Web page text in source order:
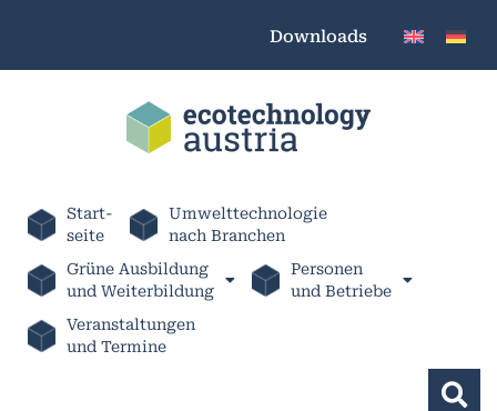
Downloads
Start-
seite
Umwelttechnologie
nach Branchen
Grüne Ausbildung
und Weiterbildung
Personen
und Betriebe
Veranstaltungen
und Termine